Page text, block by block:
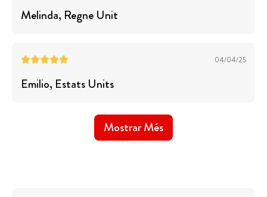
Melinda, Regne Unit
04/04/25
Emilio, Estats Units
Mostrar Més